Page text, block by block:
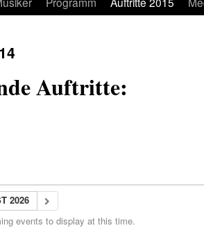
Auftritte:
2026
events to display at this time.